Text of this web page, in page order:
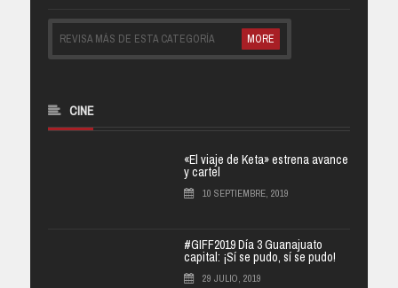
REVISA MÁS DE ESTA CATEGORÍA MORE
CINE
«El viaje de Keta» estrena avance
y cartel
10 SEPTIEMBRE, 2019
#GIFF2019 Día 3 Guanajuato
capital: ¡Sí se pudo, sí se pudo!
29 JULIO, 2019